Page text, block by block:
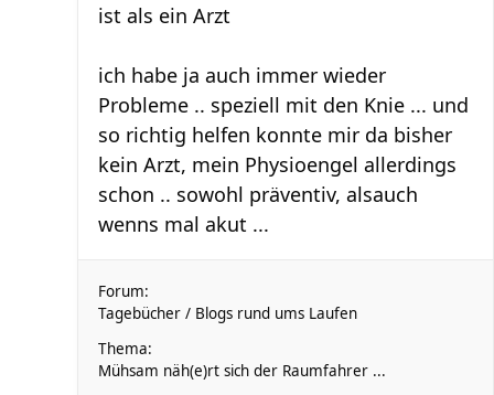
ist als ein Arzt
ich habe ja auch immer wieder
Probleme .. speziell mit den Knie ... und
so richtig helfen konnte mir da bisher
kein Arzt, mein Physioengel allerdings
schon .. sowohl präventiv, alsauch
wenns mal akut ...
Forum:
Tagebücher / Blogs rund ums Laufen
Thema:
Mühsam näh(e)rt sich der Raumfahrer ...